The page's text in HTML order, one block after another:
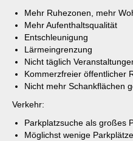
Mehr Ruhezonen, mehr
Mehr Aufenthaltsqualität
Entschleunigung
Lärmeingrenzung
Nicht täglich
Kommerzfreier öffentlicher
Nicht mehr Schankflächen
Verkehr:
Parkplatzsuche als großes
Möglichst wenige